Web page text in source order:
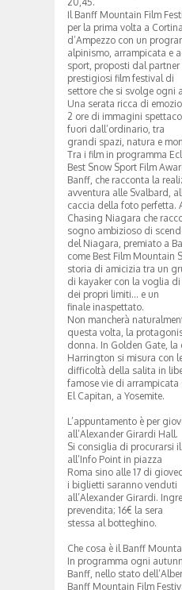
Il Banff Mountain Film
per la prima volta a Cortina
d’Ampezzo con un
alpinismo, arrampicata e
sport, proposti dal
prestigiosi film festival di
settore che si svolge ogni
Una serata ricca di
2 ore di immagini
fuori dall’ordinario, tra
grandi spazi, natura e
Tra i film in programma
Best Snow Sport Film
Banff, che racconta la
avventura alle Svalbard,
caccia della foto perfetta.
Chasing Niagara che
sogno ambizioso di
del Niagara, premiato a
come Best Film Mountain
storia di amicizia tra un
di kayaker con la voglia di
dei propri limiti… e un
finale inaspettato.
Non mancherà
questa volta, la
donna. In Golden Gate, la
Harrington si misura con
difficoltà della salita in
famose vie di arrampicata
El Capitan, a Yosemite.
L’appuntamento è per
all’Alexander Girardi Hall.
Si consiglia di procurarsi
all’Info Point in piazza
Roma sino alle 17 di
i biglietti saranno venduti
all’Alexander Girardi.
prevendita; 16€ la sera
stessa al botteghino.
Che cosa è il Banff
In programma ogni
Banff, nello stato
Banff Mountain Film